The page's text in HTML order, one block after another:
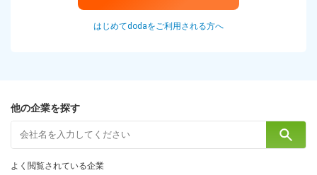
はじめてdodaをご利用される方へ
他の企業を探す
よく閲覧されている企業